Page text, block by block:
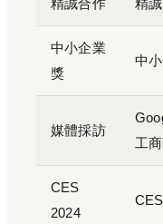
精誠合作 精
中小企業
獎
中
媒體採訪
工
CES
2024